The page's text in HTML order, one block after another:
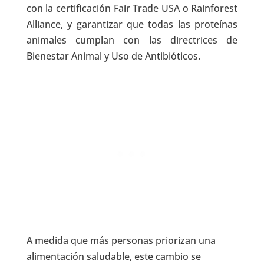
con la certificación Fair Trade USA o Rainforest
Alliance, y garantizar que todas las proteínas
animales cumplan con las directrices de
Bienestar Animal y Uso de Antibióticos.
A medida que más personas priorizan una
alimentación saludable, este cambio se